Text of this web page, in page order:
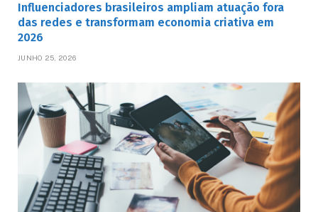
Influenciadores brasileiros ampliam atuação fora
das redes e transformam economia criativa em
2026
JUNHO 25, 2026